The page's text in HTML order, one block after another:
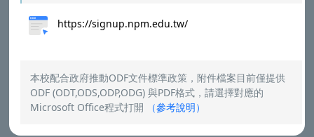
https://signup.npm.edu.tw/
本校配合政府推動ODF文件標準政策，附件檔案目前僅提供
ODF (ODT,ODS,ODP,ODG) 與PDF格式，請選擇對應的
Microsoft Office程式打開
（參考說明）